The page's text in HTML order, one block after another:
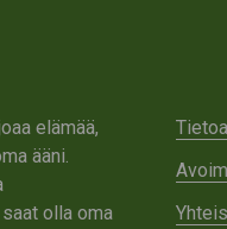
elämää,
ääni.
olla oma